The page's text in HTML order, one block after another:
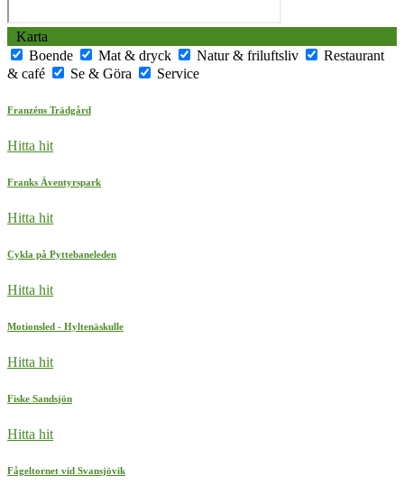
Karta
Boende
Mat & dryck Natur & friluftsliv
Restaurant
& café
Se & Göra Service
Franzéns Trädgård
Hitta hit
Franks Äventyrspark
Hitta hit
Cykla på Pyttebaneleden
Hitta hit
Motionsled - Hyltenäskulle
Hitta hit
Fiske Sandsjön
Hitta hit
Fågeltornet vid Svansjövik